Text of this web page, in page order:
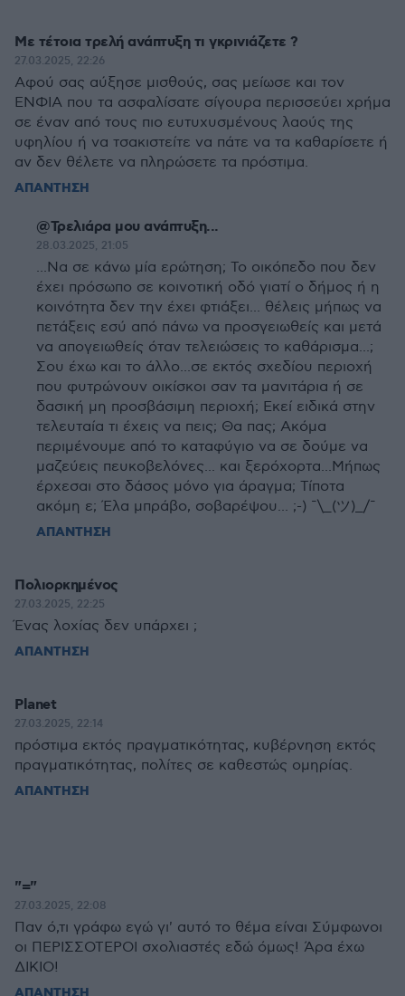
Με τέτοια τρελή ανάπτυξη τι γκρινιάζετε ?
27.03.2025, 22:26
Αφού σας αύξησε μισθούς, σας μείωσε και τον
ΕΝΦΙΑ που τα ασφαλίσατε σίγουρα περισσεύει χρήμα
σε έναν από τους πιο ευτυχυσμένους λαούς της
υφηλίου ή να τσακιστείτε να πάτε να τα καθαρίσετε ή
αν δεν θέλετε να πληρώσετε τα πρόστιμα.
ΑΠΑΝΤΗΣΗ
@Τρελιάρα μου ανάπτυξη...
28.03.2025, 21:05
...Να σε κάνω μία ερώτηση; Το οικόπεδο που δεν
έχει πρόσωπο σε κοινοτική οδό γιατί ο δήμος ή η
κοινότητα δεν την έχει φτιάξει... θέλεις μήπως να
πετάξεις εσύ από πάνω να προσγειωθείς και μετά
να απογειωθείς όταν τελειώσεις το καθάρισμα...;
Σου έχω και το άλλο...σε εκτός σχεδίου περιοχή
που φυτρώνουν οικίσκοι σαν τα μανιτάρια ή σε
δασική μη προσβάσιμη περιοχή; Εκεί ειδικά στην
τελευταία τι έχεις να πεις; Θα πας; Ακόμα
περιμένουμε από το καταφύγιο να σε δούμε να
μαζεύεις πευκοβελόνες... και ξερόχορτα...Μήπως
έρχεσαι στο δάσος μόνο για άραγμα; Τίποτα
ακόμη ε; Έλα μπράβο, σοβαρέψου... ;⁠-⁠) ¯⁠\⁠_⁠(⁠ツ⁠)⁠_⁠/⁠¯
ΑΠΑΝΤΗΣΗ
Πολιορκημένος
27.03.2025, 22:25
Ένας λοχίας δεν υπάρχει ;
ΑΠΑΝΤΗΣΗ
Planet
27.03.2025, 22:14
πρόστιμα εκτός πραγματικότητας, κυβέρνηση εκτός
πραγματικότητας, πολίτες σε καθεστώς ομηρίας.
ΑΠΑΝΤΗΣΗ
"="
27.03.2025, 22:08
Παν ό,τι γράφω εγώ γι' αυτό το θέμα είναι Σύμφωνοι
οι ΠΕΡΙΣΣΟΤΕΡΟΙ σχολιαστές εδώ όμως! Άρα έχω
ΔΙΚΙΟ!